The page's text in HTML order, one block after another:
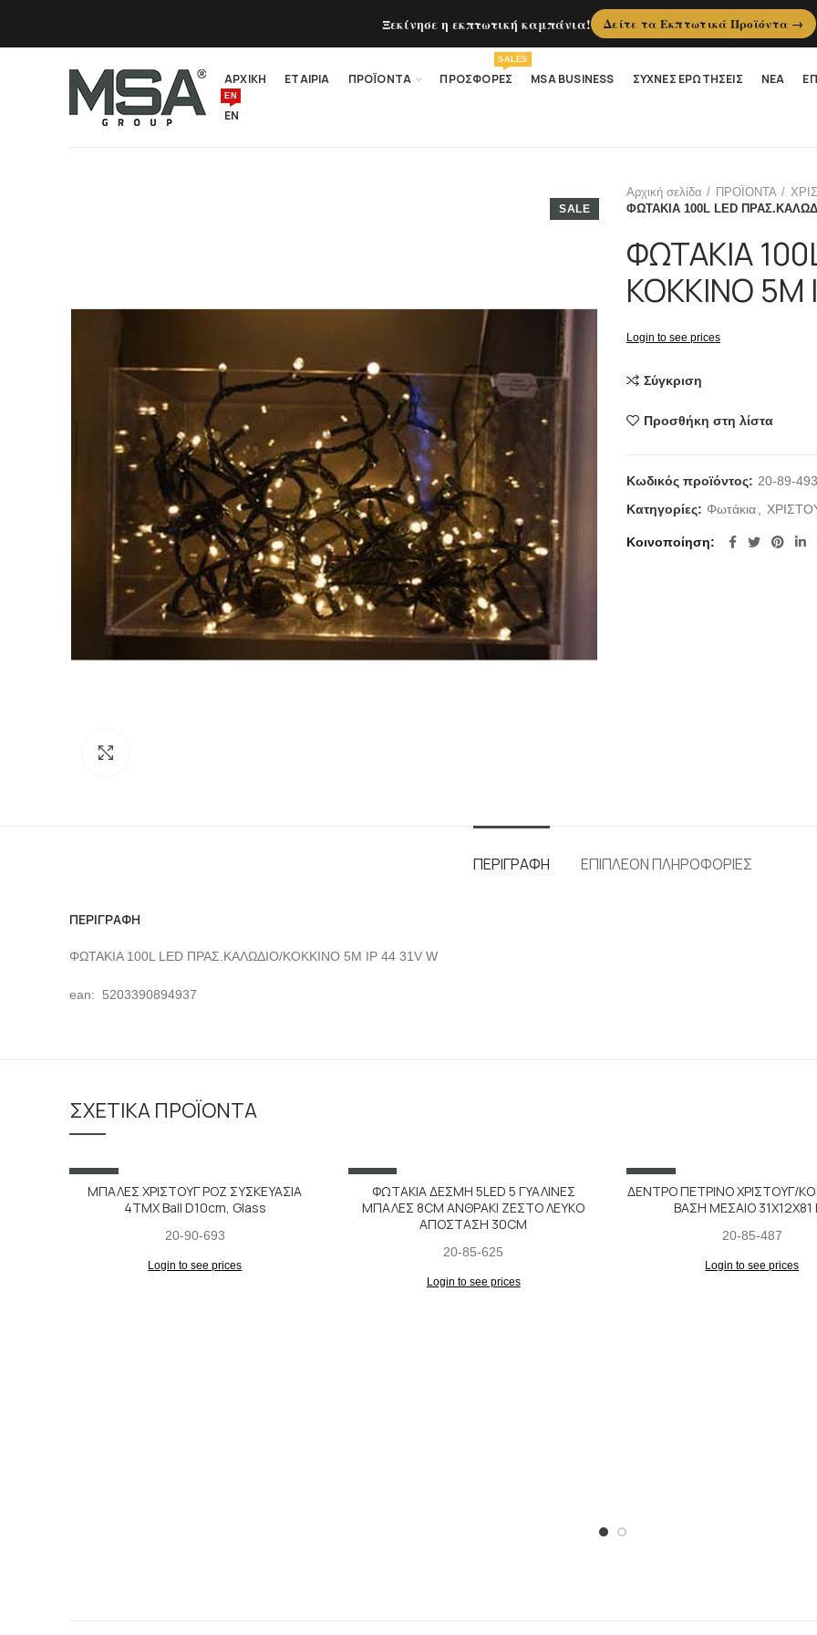
ΑΡΧΙΚΗ ΕΤΑΙΡΙΑ ΠΡΟΪΟΝΤΑ ΠΡΟΣΦΟΡΕΣ
SALES
MSA BUSINESS ΣΥΧΝΕΣ ΕΡΩΤΗΣΕΙΣ ΝΕΑ
EN
EN
SALE
Αρχική σελίδα ΠΡΟΪΟΝΤΑ
ΦΩΤΑΚΙΑ 100L LED
ΦΩΤΑΚΙΑ
ΚΟΚΚΙΝΟ 5Μ
Login to see prices
Σύγκριση
Προσθήκη στη λίστα
Κωδικός προϊόντος: 20-89-493
Κατηγορίες: Φωτάκια
Κοινοποίηση
ΠΕΡΙΓΡΑΦΉ ΕΠΙΠΛΈΟΝ ΠΛΗΡΟΦΟΡΊΕΣ
ΠΕΡΙΓΡΑΦΉ
ΦΩΤΑΚΙΑ 100L LED ΠΡΑΣ.ΚΑΛΩΔΙΟ/ΚΟΚΚΙΝΟ 5Μ ΙΡ 44 31V W
ean: 5203390894937
ΣΧΕΤΙΚΆ ΠΡΟΪΌΝΤΑ
ΜΠΑΛΕΣ ΧΡΙΣΤΟΥΓ ΡΟΖ ΣΥΣΚΕΥΑΣΙΑ
4ΤΜΧ Ball D10cm, Glass
20-90-693
Login to see prices
ΦΩΤΑΚΙΑ ΔΕΣΜΗ 5LED 5 ΓΥΑΛΙΝΕΣ
ΜΠΑΛΕΣ 8CM ΑΝΘΡΑΚΙ ΖΕΣΤΟ ΛΕΥΚΟ
ΑΠΟΣΤΑΣΗ 30CM
20-85-625
Login to see prices
ΔΕΝΤΡΟ ΠΕΤΡΙΝΟ ΧΡΙΣΤΟΥΓ/
ΒΑΣΗ ΜΕΣΑΙΟ 31Χ12Χ81
20-85-487
Login to see prices
Ξεκίνησε η εκπτωτική καμπάνια! Δείτε τα Εκπτωτικά Προϊόντα →